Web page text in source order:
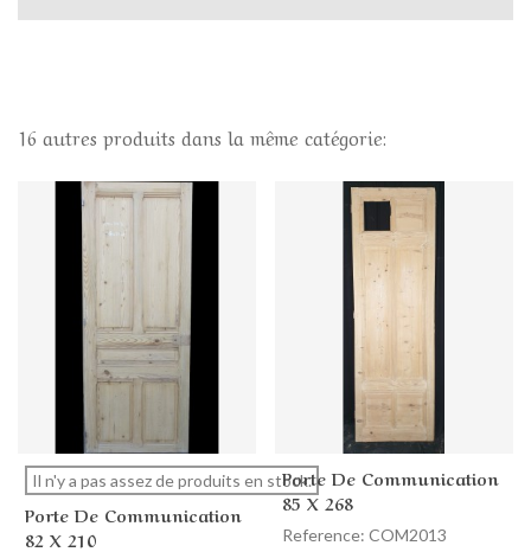
16 autres produits dans la même catégorie:
Il n'y a pas assez de produits en stock.
Porte De Communication
82 X 210
Porte De Communication
85 X 268
Reference: COM2013